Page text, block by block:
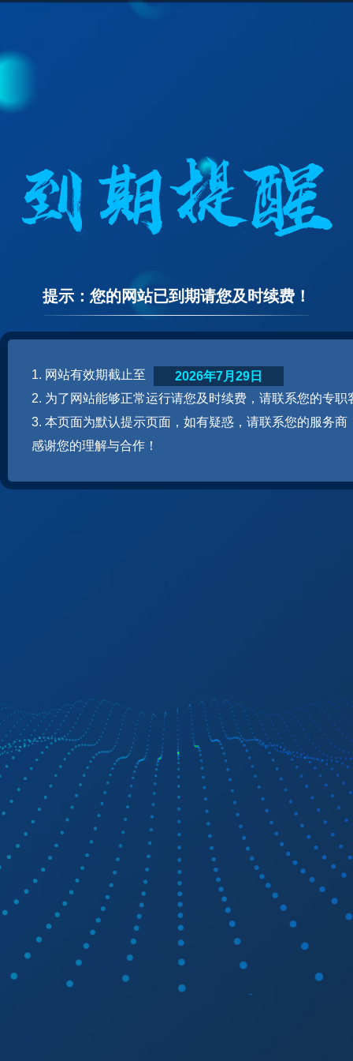
提示：您的网站已到期请您及时续费！
1. 网站有效期截止至
2. 为了网站能够正常运行请您及时续费，请联系您的专职
3. 本页面为默认提示页面，如有疑惑，请联系您的服务商
感谢您的理解与合作！
2026年7月29日